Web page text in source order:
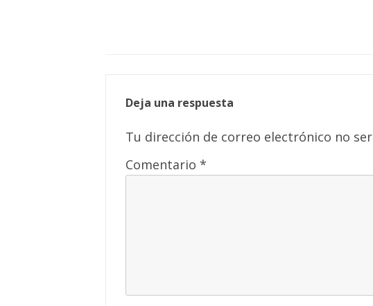
Deja una respuesta
Tu dirección de correo electrónico no
Comentario *